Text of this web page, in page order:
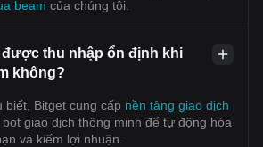
beam của chúng tôi.
thu nhập ổn định khi
không?
Bitget cung cấp nền tảng giao dịch
bot giao dịch thông minh để tự động hóa
và kiếm lợi nhuận.